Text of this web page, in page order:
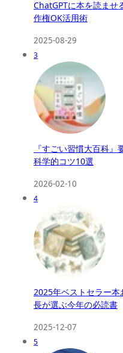
ChatGPTに本を読ませ
作権OK活用術
2025-08-29
3
『すごい習慣大百科
科学的コツ10選
2026-02-10
4
2025年ベストセラー
長が選ぶ今年の必読書
2025-12-07
5